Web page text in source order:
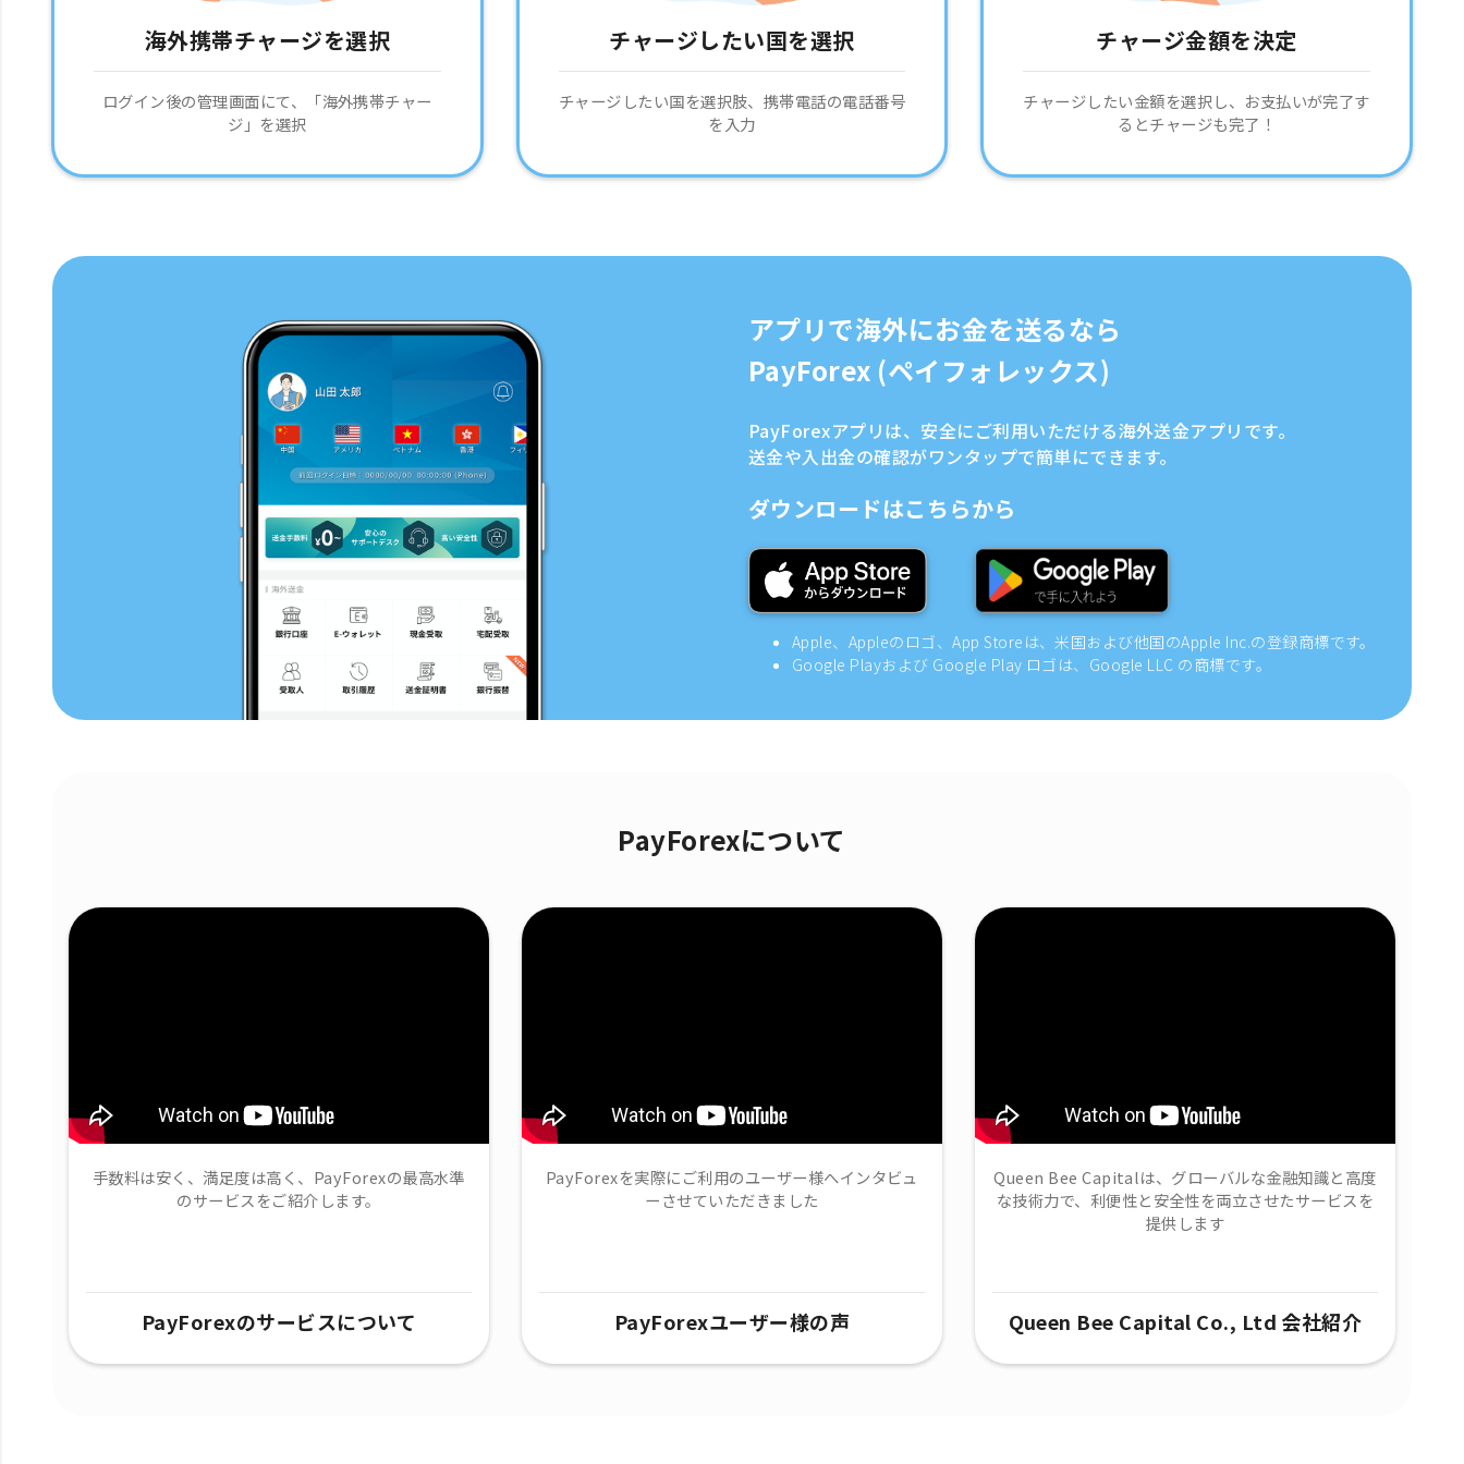
海外携帯チャージを選択
ログイン後の管理画面にて、「海外携帯チャー
ジ」を選択
チャージしたい国を選択
チャージしたい国を選択肢、携帯電話の電話番号
を入力
チャージ金額を決定
チャージしたい金額を選択し、お支払いが完了す
るとチャージも完了！
アプリで海外にお金を送るなら
PayForex (ペイフォレックス)
PayForexアプリは、安全にご利用いただける海外送金アプリです。
送金や入出金の確認がワンタップで簡単にできます。
ダウンロードはこちらから
Apple、Appleのロゴ、App Storeは、米国および他国のApple Inc.の登録商標です。
Google Playおよび Google Play ロゴは、Google LLC の商標です。
PayForexについて
手数料は安く、満足度は高く、PayForexの最高水準
のサービスをご紹介します。
PayForexのサービスについて
PayForexを実際にご利用のユーザー様へインタビュ
ーさせていただきました
PayForexユーザー様の声​
Queen Bee Capitalは、グローバルな金融知識と高度
な技術力で、​利便性と安全性を両立させたサービスを
提供します
Queen Bee Capital Co., Ltd 会社紹介